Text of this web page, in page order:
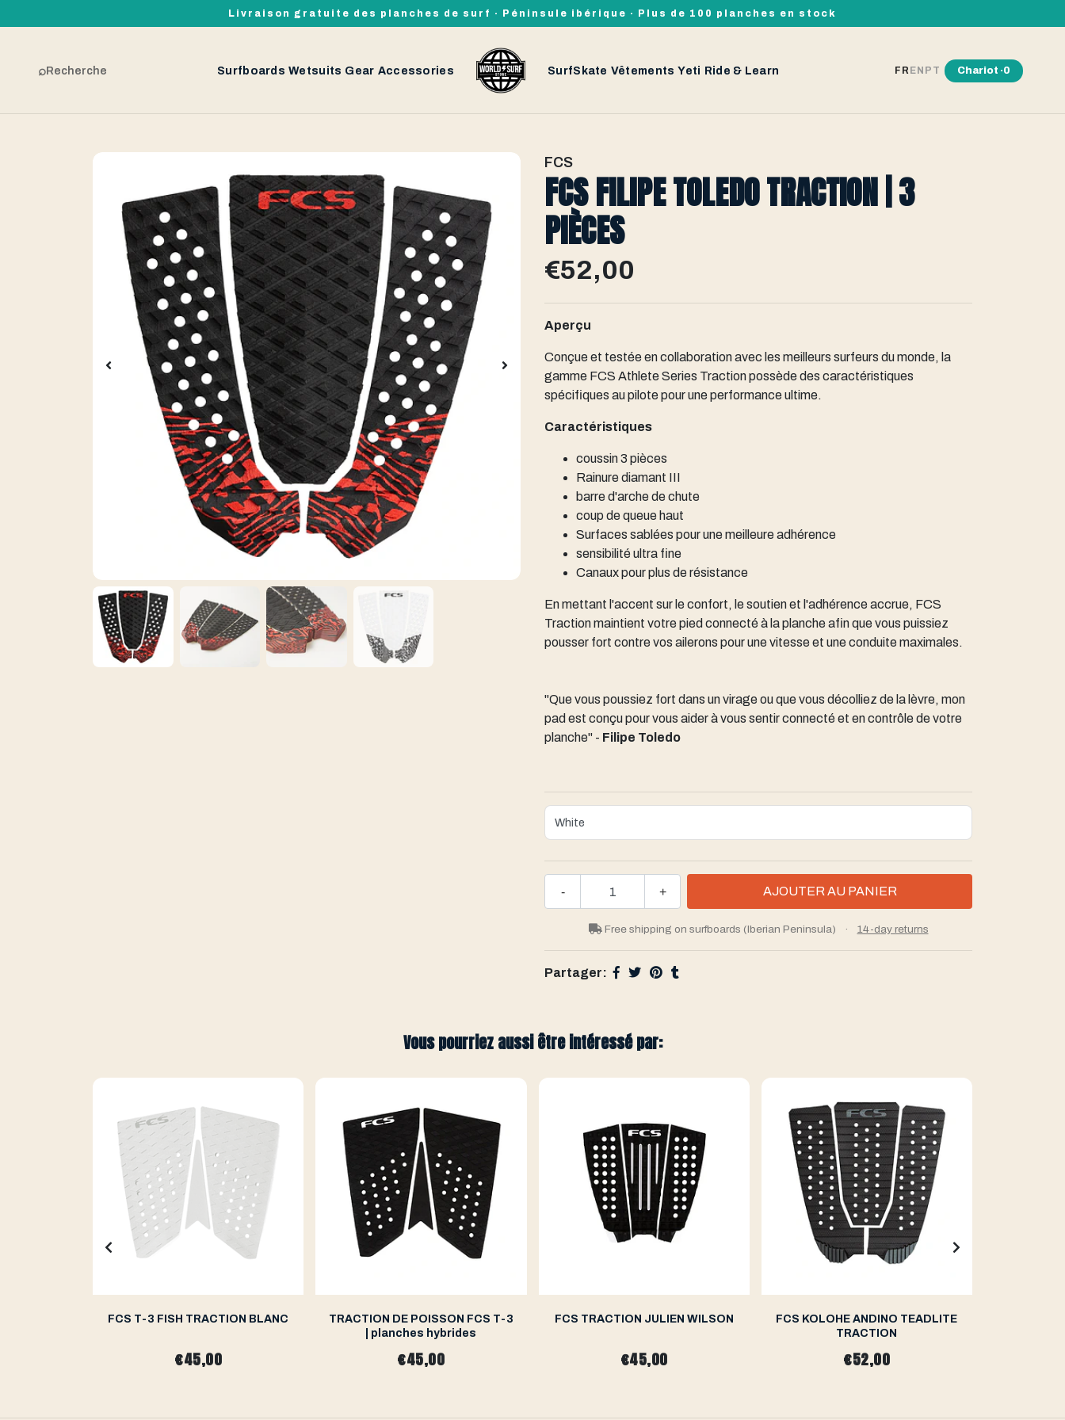
Livraison gratuite des planches de surf · Péninsule ibérique · Plus de 100 planches en stock
⌕Recherche Surfboards Wetsuits Gear Accessories SurfSkate Vêtements Yeti Ride & Learn FR EN PT Chariot ·0
FCS
FCS FILIPE TOLEDO TRACTION | 3
PIÈCES
€52,00
Aperçu
Conçue et testée en collaboration avec les meilleurs surfeurs du monde, la
gamme FCS Athlete Series Traction possède des caractéristiques
spécifiques au pilote pour une performance ultime.
Caractéristiques
coussin 3 pièces
Rainure diamant III
barre d'arche de chute
coup de queue haut
Surfaces sablées pour une meilleure adhérence
sensibilité ultra fine
Canaux pour plus de résistance
En mettant l'accent sur le confort, le soutien et l'adhérence accrue, FCS
Traction maintient votre pied connecté à la planche afin que vous puissiez
pousser fort contre vos ailerons pour une vitesse et une conduite maximales.
"Que vous poussiez fort dans un virage ou que vous décolliez de la lèvre, mon
pad est conçu pour vous aider à vous sentir connecté et en contrôle de votre
planche" - Filipe Toledo
+
-
Free shipping on surfboards (Iberian Peninsula) · 14-day returns
Partager:
Vous pourriez aussi être intéressé par:
FCS T-3 FISH TRACTION BLANC
€45,00
TRACTION DE POISSON FCS T-3
| planches hybrides
€45,00
FCS TRACTION JULIEN WILSON
€45,00
FCS KOLOHE ANDINO TEADLITE
TRACTION
€52,00